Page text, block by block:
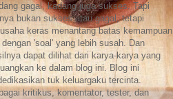
gagal, kadang juga sukses. Tapi
bukan sukses atau gagal, tetapi
keras menantang batas kemampuan
dengan 'soal' yang lebih susah. Dan
dapat dilihat dari karya-karya yang
ke dalam blog ini. Blog ini
tuk keluargaku tercinta.
kritikus, komentator, tester, dan